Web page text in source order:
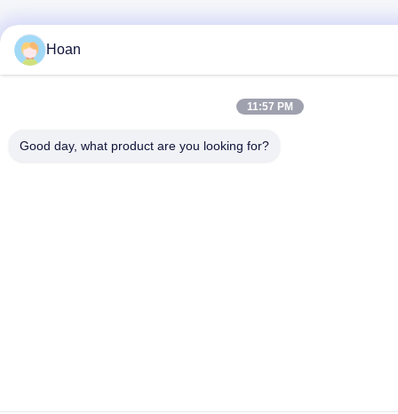
Hoan
11:57 PM
Good day, what product are you looking for?